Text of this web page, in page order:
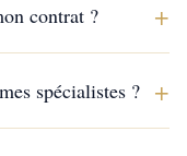
contrat ? +
spécialistes ? +